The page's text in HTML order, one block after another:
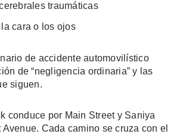
traumáticas
cara o los ojos
de accidente automovilístico
de “negligencia ordinaria” y las
siguen.
conduce por Main Street y Saniya
Cada camino se cruza con el